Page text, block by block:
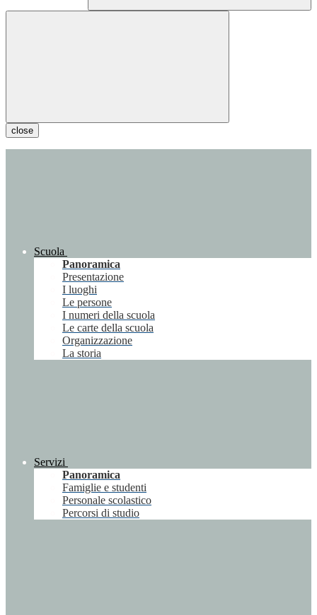
close
Scuola
Panoramica
Presentazione
I luoghi
Le persone
I numeri della scuola
Le carte della scuola
Organizzazione
La storia
Servizi
Panoramica
Famiglie e studenti
Personale scolastico
Percorsi di studio